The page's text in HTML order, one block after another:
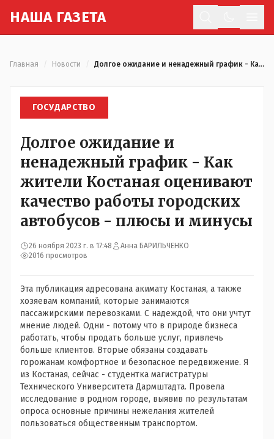
НАША ГАЗЕТА
Главная Новости Долгое ожидание и ненадежный график - Как жители Костаная оценивают качество работы городских автобусов - плюсы и минусы
ГОСУДАРСТВО
Долгое ожидание и
ненадежный график - Как
жители Костаная оценивают
качество работы городских
автобусов - плюсы и минусы
26 ноября 2023 г. в 17:48
Анна БАРИЛЬЧЕНКО
2016 просмотров
Эта публикация адресована акимату Костаная, а также
хозяевам компаний, которые занимаются
пассажирскими перевозками. С надеждой, что они учтут
мнение людей. Одни - потому что в природе бизнеса
работать, чтобы продать больше услуг, привлечь
больше клиентов. Вторые обязаны создавать
горожанам комфортное и безопасное передвижение. Я
из Костаная, сейчас - студентка магистратуры
Технического Университета Дармштадта. Провела
исследование в родном городе, выявив по результатам
опроса основные причины нежелания жителей
пользоваться общественным транспортом.